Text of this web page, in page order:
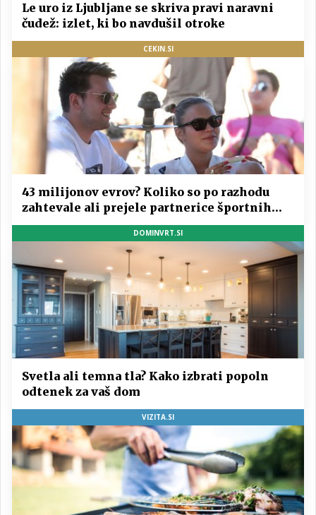
Le uro iz Ljubljane se skriva pravi naravni
čudež: izlet, ki bo navdušil otroke
CEKIN.SI
43 milijonov evrov? Koliko so po razhodu
zahtevale ali prejele partnerice športnih
zvezdnikov
DOMINVRT.SI
Svetla ali temna tla? Kako izbrati popoln
odtenek za vaš dom
VIZITA.SI